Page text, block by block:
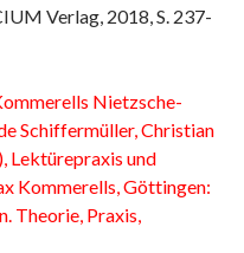
Verlag, 2018, S. 237-
Nietzsche-
Schiffermüller, Christian
Lektürepraxis und
Kommerells, Göttingen:
Theorie, Praxis,